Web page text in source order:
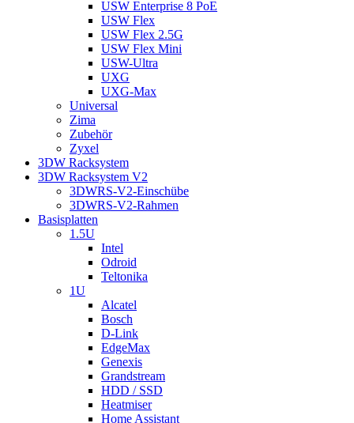
USW Enterprise 8 PoE
USW Flex
USW Flex 2.5G
USW Flex Mini
USW-Ultra
UXG
UXG-Max
Universal
Zima
Zubehör
Zyxel
3DW Racksystem
3DW Racksystem V2
3DWRS-V2-Einschübe
3DWRS-V2-Rahmen
Basisplatten
1.5U
Intel
Odroid
Teltonika
1U
Alcatel
Bosch
D-Link
EdgeMax
Genexis
Grandstream
HDD / SSD
Heatmiser
Home Assistant